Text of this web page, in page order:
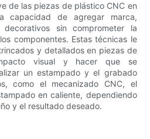
de las piezas de plástico CNC en
capacidad de agregar marca,
sin comprometer la
componentes. Estas técnicas le
y detallados en piezas de
visual y hacer que se
un estampado y el grabado
como el mecanizado CNC, el
en caliente, dependiendo
y el resultado deseado.